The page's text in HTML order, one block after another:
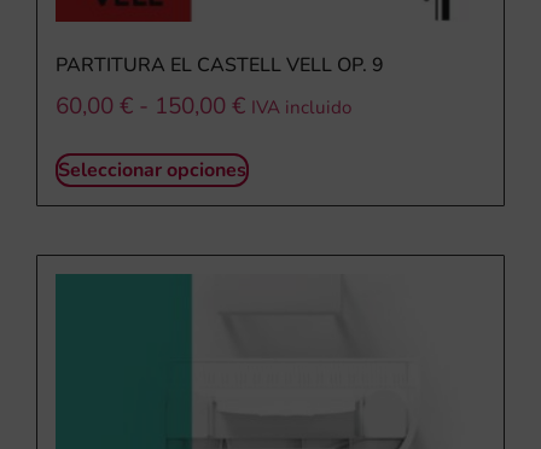
PARTITURA EL CASTELL VELL OP. 9
60,00 € - 150,00 € IVA incluido
Seleccionar opciones